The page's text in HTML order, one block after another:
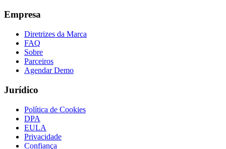
Empresa
Diretrizes da Marca
FAQ
Sobre
Parceiros
Agendar Demo
Jurídico
Política de Cookies
DPA
EULA
Privacidade
Confiança